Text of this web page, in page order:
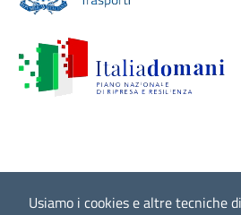
Usiamo i cookies e altre tecniche